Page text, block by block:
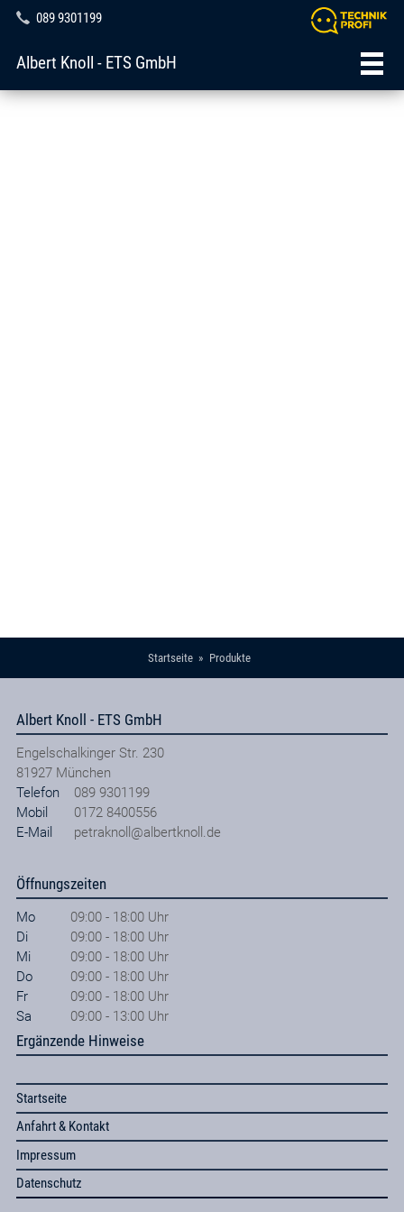
089 9301199
Albert Knoll - ETS GmbH
Startseite Produkte
Albert Knoll - ETS GmbH
Engelschalkinger Str. 230
81927 München
Telefon
089 9301199
Mobil
0172 8400556
E-Mail
petraknoll@albertknoll.de
Öffnungszeiten
Mo
09:00 - 18:00 Uhr
Di
09:00 - 18:00 Uhr
Mi
09:00 - 18:00 Uhr
Do
09:00 - 18:00 Uhr
Fr
09:00 - 18:00 Uhr
Sa
09:00 - 13:00 Uhr
Ergänzende Hinweise
Startseite
Anfahrt & Kontakt
Impressum
Datenschutz